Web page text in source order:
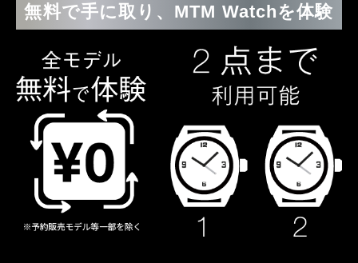
無料で手に取り、MTM Watchを体験